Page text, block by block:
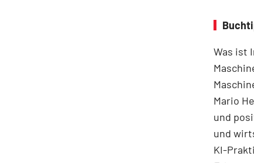
Was ist
Mario
und
und
KI-